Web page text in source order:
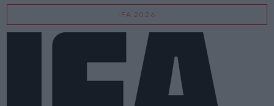
IFA 2026